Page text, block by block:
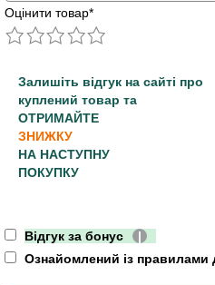
Оцінити товар*
Залишіть відгук на сайті про
куплений товар та
ОТРИМАЙТЕ
ЗНИЖКУ
НА НАСТУПНУ
ПОКУПКУ
Відгук за бонус
|
Ознайомлений із правилами